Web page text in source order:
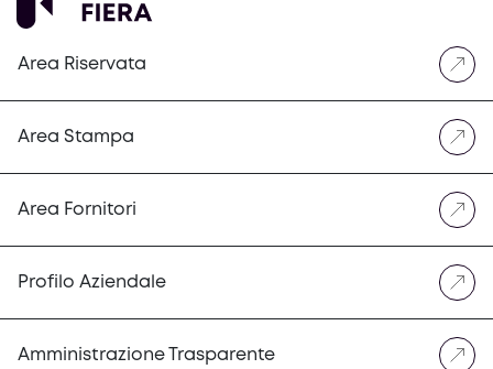
Area Riservata
Area Stampa
Area Fornitori
Profilo Aziendale
Amministrazione Trasparente